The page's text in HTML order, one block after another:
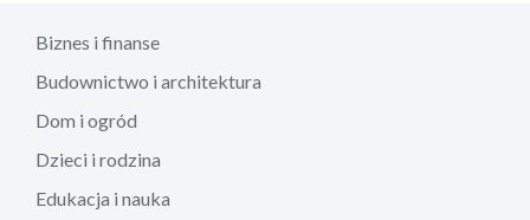
Biznes i finanse
Budownictwo i architektura
Dom i ogród
Dzieci i rodzina
Edukacja i nauka